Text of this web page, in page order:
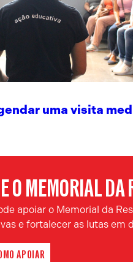
uma visita
O MEMORIAL
apoiar o Memorial da
e fortalecer as lutas em
APOIAR